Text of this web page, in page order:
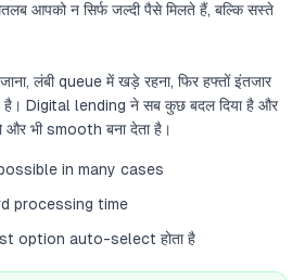
आपको न सिर्फ जल्दी पैसे मिलते हैं, बल्कि सस्ते
लंबी queue में खड़े रहना, फिर हफ्तों इंतजार
है। Digital lending ने सब कुछ बदल दिया है और
भी smooth बना देता है।
in many cases
processing time
option auto-select होता है